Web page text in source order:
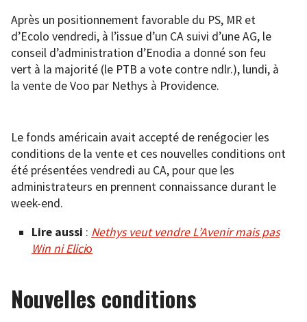
Après un positionnement favorable du PS, MR et
d’Ecolo vendredi, à l’issue d’un CA suivi d’une AG, le
conseil d’administration d’Enodia a donné son feu
vert à la majorité (le PTB a vote contre ndlr.), lundi, à
la vente de Voo par Nethys à Providence.
Le fonds américain avait accepté de renégocier les
conditions de la vente et ces nouvelles conditions ont
été présentées vendredi au CA, pour que les
administrateurs en prennent connaissance durant le
week-end.
Lire aussi : Nethys veut vendre L’Avenir mais pas
Win ni Elicio
Nouvelles conditions